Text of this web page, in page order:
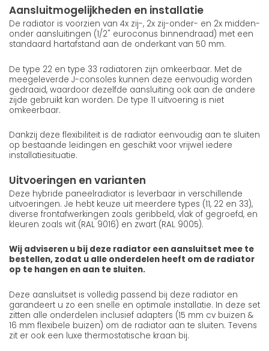
Aansluitmogelijkheden en installatie
De radiator is voorzien van 4x zij-, 2x zij-onder- en 2x midden-
onder aansluitingen (1/2" euroconus binnendraad) met een
standaard hartafstand aan de onderkant van 50 mm.
De type 22 en type 33 radiatoren zijn omkeerbaar. Met de
meegeleverde J-consoles kunnen deze eenvoudig worden
gedraaid, waardoor dezelfde aansluiting ook aan de andere
zijde gebruikt kan worden. De type 11 uitvoering is niet
omkeerbaar.
Dankzij deze flexibiliteit is de radiator eenvoudig aan te sluiten
op bestaande leidingen en geschikt voor vrijwel iedere
installatiesituatie.
Uitvoeringen en varianten
Deze hybride paneelradiator is leverbaar in verschillende
uitvoeringen. Je hebt keuze uit meerdere types (11, 22 en 33),
diverse frontafwerkingen zoals geribbeld, vlak of gegroefd, en
kleuren zoals wit (RAL 9016) en zwart (RAL 9005).
Wij adviseren u bij deze radiator een aansluitset mee te
bestellen, zodat u alle onderdelen heeft om de radiator
op te hangen en aan te sluiten.
Deze aansluitset is volledig passend bij deze radiator en
garandeert u zo een snelle en optimale installatie. In deze set
zitten alle onderdelen inclusief adapters (15 mm cv buizen &
16 mm flexibele buizen) om de radiator aan te sluiten. Tevens
zit er ook een luxe thermostatische kraan bij.